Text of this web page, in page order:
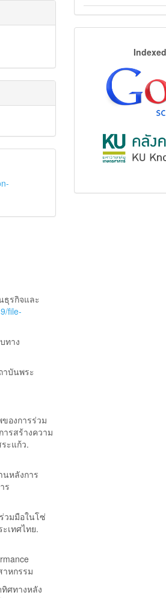
ธุรกิจและ
file-
ทาง
าบันพระ
องการร่วม
รสร้างความ
ะแก้ว.
หลังการ
ร
วมมือในโซ่
เทศไทย.
าหกรรม
ศทางหลัง
ฐาน
ข้อมูล